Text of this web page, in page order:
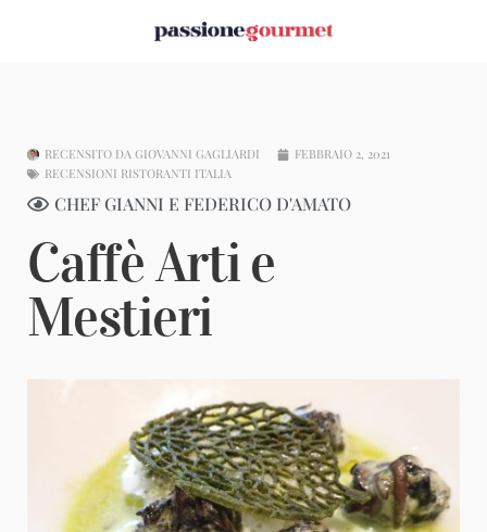
RECENSITO DA GIOVANNI GAGLIARDI
FEBBRAIO 2, 2021
RECENSIONI RISTORANTI ITALIA
CHEF GIANNI E FEDERICO D'AMATO
Caffè Arti e
Mestieri